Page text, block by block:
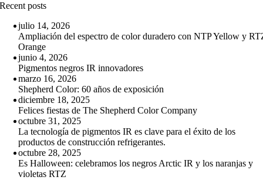
Recent posts
julio 14, 2026
Ampliación del espectro de color duradero con NTP Yellow y
Orange
junio 4, 2026
Pigmentos negros IR innovadores
marzo 16, 2026
Shepherd Color: 60 años de exposición
diciembre 18, 2025
Felices fiestas de The Shepherd Color Company
octubre 31, 2025
La tecnología de pigmentos IR es clave para el éxito de los
productos de construcción refrigerantes.
octubre 28, 2025
Es Halloween: celebramos los negros Arctic IR y los naranjas y
violetas RTZ